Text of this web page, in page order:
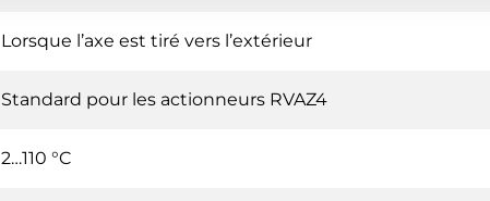
Lorsque l’axe est tiré vers l’extérieur
Standard pour les actionneurs RVAZ4
2…110 °C